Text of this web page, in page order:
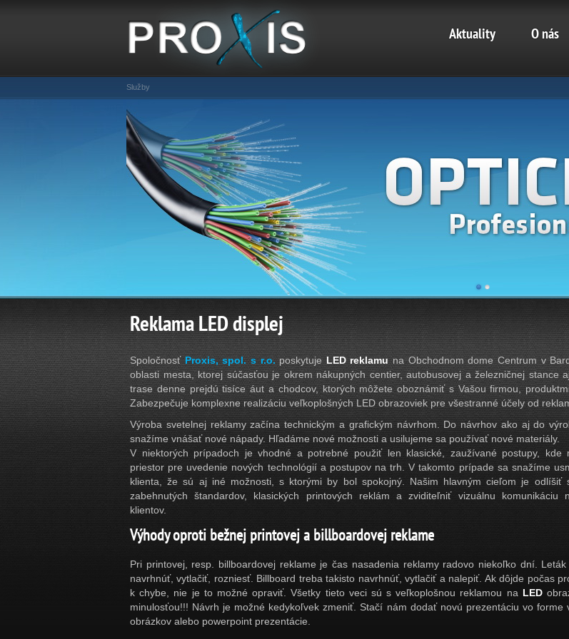
Aktuality O nás
Služby
Reklama LED displej
SpoločnosťProxis, spol. s r.o. poskytuje LED reklamuna Obchodnom dome Centrum v
oblasti mesta, ktorej súčasťou je okrem nákupných centier, autobusovej a železničnej
trase denne prejdú tisíce áut a chodcov, ktorých môžete oboznámiť s Vašou firmou,
Zabezpečuje komplexne realizáciu veľkoplošných LED obrazoviek pre všestranné účely od
Výroba svetelnej reklamy začína technickým a grafickým návrhom. Do návrhov ako aj do
snažíme vnášať nové nápady. Hľadáme nové možnosti a usilujeme sa používať nové materiály.
V niektorých prípadoch je vhodné a potrebné použiť len klasické, zaužívané postupy, kde
priestor pre uvedenie nových technológií a postupov na trh. V takomto prípade sa snažíme
klienta, že sú aj iné možnosti, s ktorými by bol spokojný. Našim hlavným cieľom je odlíšiť
zabehnutých štandardov, klasických printových reklám a zviditeľniť vizuálnu komunikáciu
klientov.
Výhody oproti bežnej printovej a billboardovej reklame
Pri printovej, resp. billboardovej reklame je čas nasadenia reklamy radovo niekoľko dní. Leták
navrhnúť, vytlačiť, rozniesť. Billboard treba takisto navrhnúť, vytlačiť a nalepiť. Ak dôjde počas
k chybe, nie je to možné opraviť. Všetky tieto veci sú s veľkoplošnou reklamou na LED
minulosťou!!! Návrh je možné kedykoľvek zmeniť. Stačí nám dodať novú prezentáciu vo forme
obrázkov alebo powerpoint prezentácie.